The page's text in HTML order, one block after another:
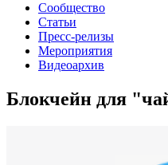
Сообщество
Статьи
Пресс-релизы
Мероприятия
Видеоархив
Блокчейн для